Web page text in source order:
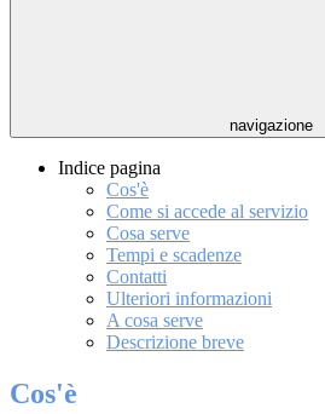
navigazione
Indice pagina
Cos'è
Come si accede al servizio
Cosa serve
Tempi e scadenze
Contatti
Ulteriori informazioni
A cosa serve
Descrizione breve
Cos'è